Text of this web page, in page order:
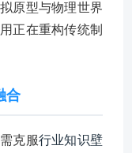
原型与物理世界
正在重构传统制
合
克服行业知识壁